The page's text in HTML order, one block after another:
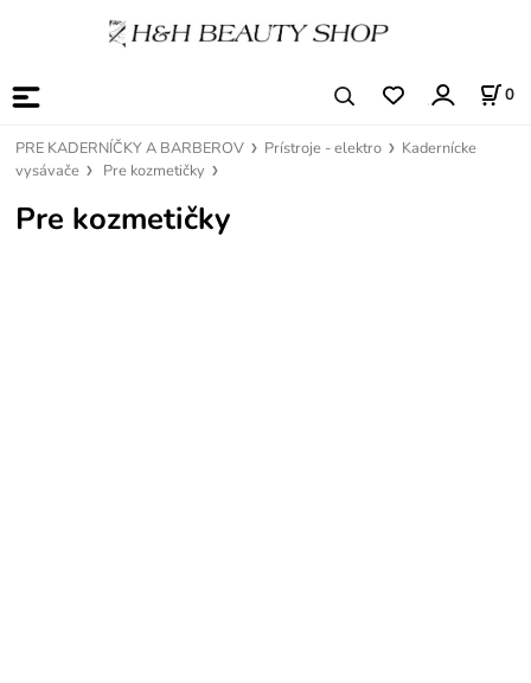
0
PRE KADERNÍČKY A BARBEROV Prístroje - elektro
Kadernícke
vysávače
Pre kozmetičky
Pre kozmetičky